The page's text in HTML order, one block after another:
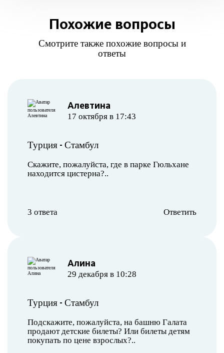
Похожие вопросы
Смотрите также похожие вопросы и
ответы
Алевтина
17 октября в 17:43
Турция - Стамбул
Скажите, пожалуйста, где в парке Гюльхане
находится цистерна?..
3 ответа Ответить
Алина
29 декабря в 10:28
Турция - Стамбул
Подскажите, пожалуйста, на башню Галата
продают детские билеты? Или билеты детям
покупать по цене взрослых?..